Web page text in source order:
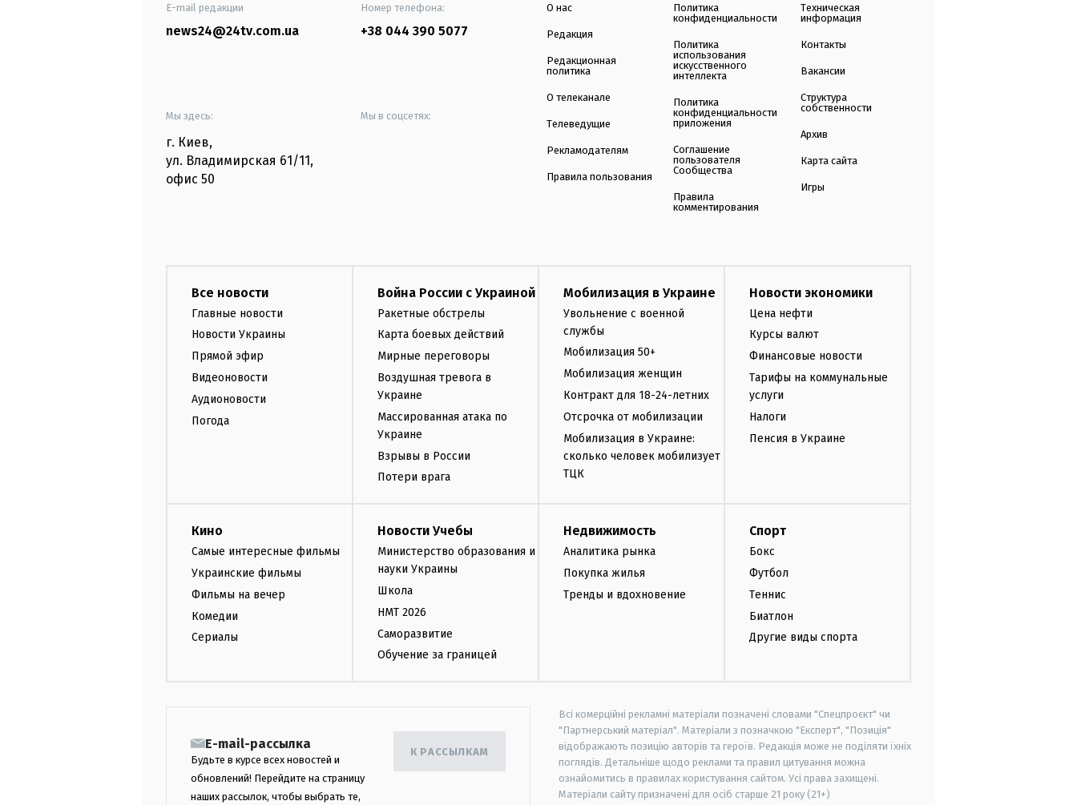
E-mail редакции
news24@24tv.com.ua
Номер телефона:
+38 044 390 5077
Мы здесь:
г. Киев,
ул. Владимирская 61/11,
офис 50
Мы в соцсетях:
О нас
Редакция
Редакционная
политика
О телеканале
Телеведущие
Рекламодателям
Правила пользования
Политика
конфиденциальности
Политика
использования
искусственного
интеллекта
Политика
конфиденциальности
приложения
Соглашение
пользователя
Сообщества
Правила
комментирования
Техническая
информация
Контакты
Вакансии
Структура
собственности
Архив
Карта сайта
Игры
Все новости
Главные новости
Новости Украины
Прямой эфир
Видеоновости
Аудионовости
Погода
Война России с Украиной
Ракетные обстрелы
Карта боевых действий
Мирные переговоры
Воздушная тревога в
Украине
Массированная атака по
Украине
Взрывы в России
Потери врага
Мобилизация в Украине
Увольнение с военной
службы
Мобилизация 50+
Мобилизация женщин
Контракт для 18-24-летних
Отсрочка от мобилизации
Мобилизация в Украине:
сколько человек мобилизует
ТЦК
Новости экономики
Цена нефти
Курсы валют
Финансовые новости
Тарифы на коммунальные
услуги
Налоги
Пенсия в Украине
Кино
Самые интересные фильмы
Украинские фильмы
Фильмы на вечер
Комедии
Сериалы
Новости Учебы
Министерство образования и
науки Украины
Школа
НМТ 2026
Саморазвитие
Обучение за границей
Недвижимость
Аналитика рынка
Покупка жилья
Тренды и вдохновение
Спорт
Бокс
Футбол
Теннис
Биатлон
Другие виды спорта
E-mail-рассылка
Будьте в курсе всех новостей и
обновлений! Перейдите на страницу
наших рассылок, чтобы выбрать те,
К РАССЫЛКАМ
Всі комерційні рекламні матеріали позначені словами "Спецпроєкт" чи
"Партнерський матеріал". Матеріали з позначкою "Експерт", "Позиція"
відображають позицію авторів та героїв. Редакція може не поділяти їхніх
поглядів. Детальніше щодо реклами та правил цитування можна
ознайомитись в правилах користування сайтом. Усі права захищені.
Матеріали сайту призначені для осіб старше 21 року (21+)